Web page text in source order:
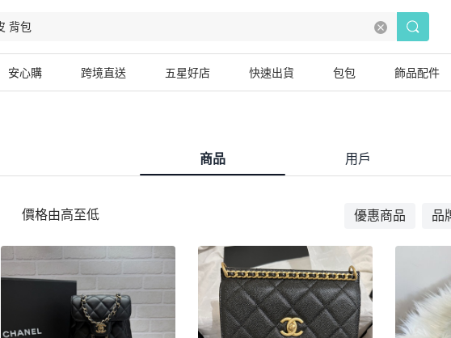
安心購 跨境直送 五星好店 快速出貨 包包 飾品配件
商品 用戶
價格由高至低 優惠商品 品